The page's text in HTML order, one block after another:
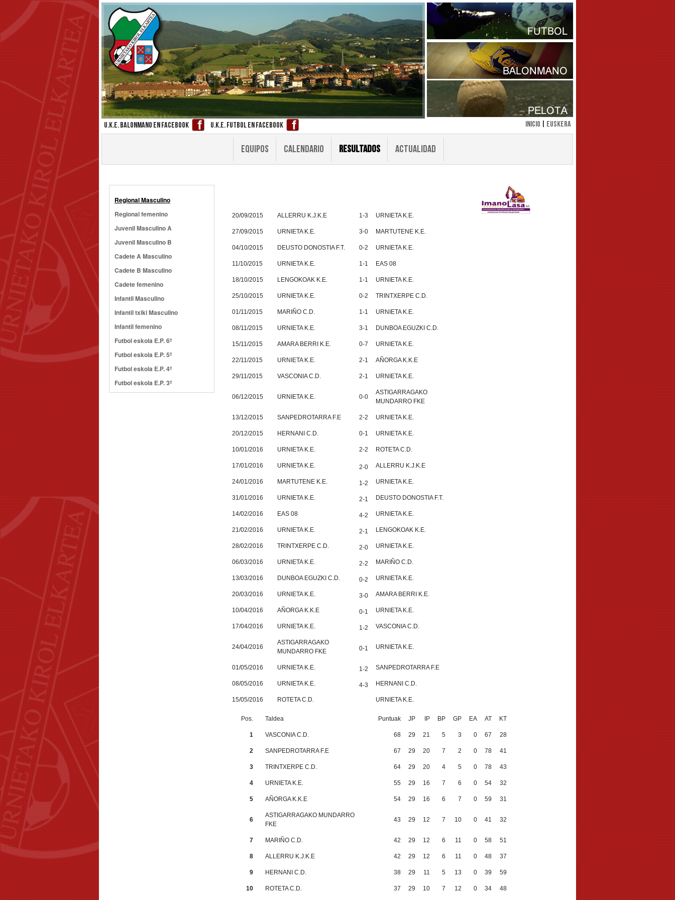
U.K.E. Balonmano en facebook U.K.E. futbol en facebook INICIO Euskera
EQUIPOS CALENDARIO RESULTADOS ACTUALIDAD
Regional Masculino
Regional femenino
Juvenil Masculino A
Juvenil Masculino B
Cadete A Masculino
Cadete B Masculino
Cadete femenino
Infantil Masculino
Infantil txiki Masculino
Infantil femenino
Futbol eskola E.P. 6º
Futbol eskola E.P. 5º
Futbol eskola E.P. 4º
Futbol eskola E.P. 3º
20/09/2015 ALLERRU K.J.K.E 1-3 URNIETA K.E.
27/09/2015 URNIETA K.E. 3-0 MARTUTENE K.E.
04/10/2015 DEUSTO DONOSTIA F.T. 0-2 URNIETA K.E.
11/10/2015 URNIETA K.E. 1-1 EAS 08
18/10/2015 LENGOKOAK K.E. 1-1 URNIETA K.E.
25/10/2015 URNIETA K.E. 0-2 TRINTXERPE C.D.
01/11/2015 MARIÑO C.D. 1-1 URNIETA K.E.
08/11/2015 URNIETA K.E. 3-1 DUNBOA EGUZKI C.D.
15/11/2015 AMARA BERRI K.E. 0-7 URNIETA K.E.
22/11/2015 URNIETA K.E. 2-1 AÑORGA K.K.E
29/11/2015 VASCONIA C.D. 2-1 URNIETA K.E.
06/12/2015 URNIETA K.E. 0-0
ASTIGARRAGAKO
MUNDARRO FKE
13/12/2015 SANPEDROTARRA F.E 2-2 URNIETA K.E.
20/12/2015 HERNANI C.D. 0-1 URNIETA K.E.
10/01/2016 URNIETA K.E. 2-2 ROTETA C.D.
17/01/2016 URNIETA K.E. 2-0 ALLERRU K.J.K.E
24/01/2016 MARTUTENE K.E. 1-2 URNIETA K.E.
31/01/2016 URNIETA K.E. 2-1 DEUSTO DONOSTIA F.T.
14/02/2016 EAS 08 4-2 URNIETA K.E.
21/02/2016 URNIETA K.E. 2-1 LENGOKOAK K.E.
28/02/2016 TRINTXERPE C.D. 2-0 URNIETA K.E.
06/03/2016 URNIETA K.E. 2-2 MARIÑO C.D.
13/03/2016 DUNBOA EGUZKI C.D. 0-2 URNIETA K.E.
20/03/2016 URNIETA K.E. 3-0 AMARA BERRI K.E.
10/04/2016 AÑORGA K.K.E 0-1 URNIETA K.E.
17/04/2016 URNIETA K.E. 1-2 VASCONIA C.D.
24/04/2016
ASTIGARRAGAKO
MUNDARRO FKE
0-1 URNIETA K.E.
01/05/2016 URNIETA K.E. 1-2 SANPEDROTARRA F.E
08/05/2016 URNIETA K.E. 4-3 HERNANI C.D.
15/05/2016 ROTETA C.D. URNIETA K.E.
Pos. Taldea Puntuak JP IP BP GP EA AT KT
1 VASCONIA C.D. 68 29 21 5 3 0 67 28
2 SANPEDROTARRA F.E 67 29 20 7 2 0 78 41
3 TRINTXERPE C.D. 64 29 20 4 5 0 78 43
4 URNIETA K.E. 55 29 16 7 6 0 54 32
5 AÑORGA K.K.E 54 29 16 6 7 0 59 31
6
ASTIGARRAGAKO MUNDARRO
FKE
43 29 12 7 10 0 41 32
7 MARIÑO C.D. 42 29 12 6 11 0 58 51
8 ALLERRU K.J.K.E 42 29 12 6 11 0 48 37
9 HERNANI C.D. 38 29 11 5 13 0 39 59
10 ROTETA C.D. 37 29 10 7 12 0 34 48